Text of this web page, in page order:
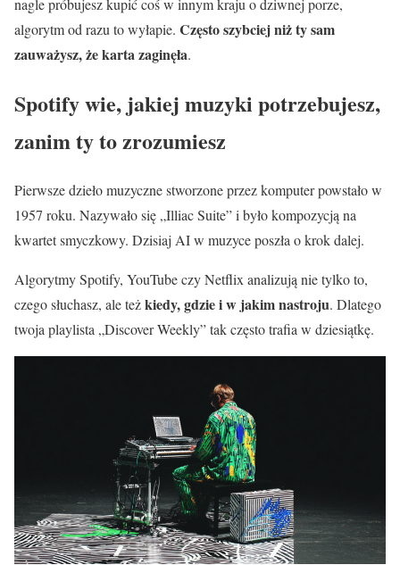
nagle próbujesz kupić coś w innym kraju o dziwnej porze,
algorytm od razu to wyłapie. Często szybciej niż ty sam
zauważysz, że karta zaginęła.
Spotify wie, jakiej muzyki potrzebujesz,
zanim ty to zrozumiesz
Pierwsze dzieło muzyczne stworzone przez komputer powstało w
1957 roku. Nazywało się „Illiac Suite” i było kompozycją na
kwartet smyczkowy. Dzisiaj AI w muzyce poszła o krok dalej.
Algorytmy Spotify, YouTube czy Netflix analizują nie tylko to,
czego słuchasz, ale teżkiedy, gdzie i w jakim nastroju. Dlatego
twoja playlista „Discover Weekly” tak często trafia w dziesiątkę.